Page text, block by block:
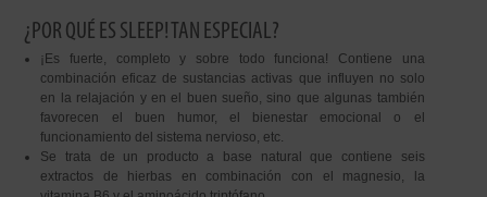
¿POR QUÉ ES SLEEP! TAN ESPECIAL?
¡Es fuerte, completo y sobre todo funciona! Contiene una
combinación eficaz de sustancias activas que influyen no solo
en la relajación y en el buen sueño, sino que algunas también
favorecen el buen humor, el bienestar emocional o el
funcionamiento del sistema nervioso, etc.
Se trata de un producto a base natural que contiene seis
extractos de hierbas en combinación con el magnesio, la